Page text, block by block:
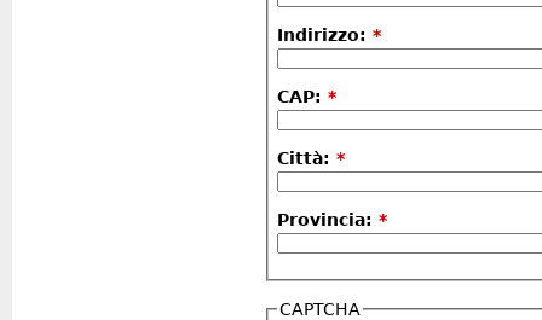
Indirizzo: *
CAP: *
Città: *
Provincia: *
CAPTCHA